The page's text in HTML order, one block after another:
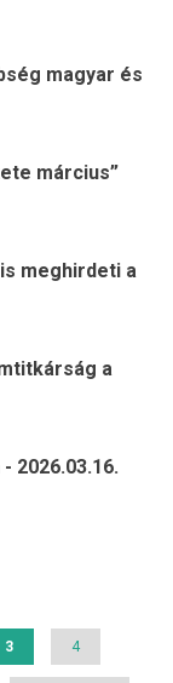
magyar és
március”
meghirdeti a
a
2026.03.16.
Jelenlegi
3 Page
4